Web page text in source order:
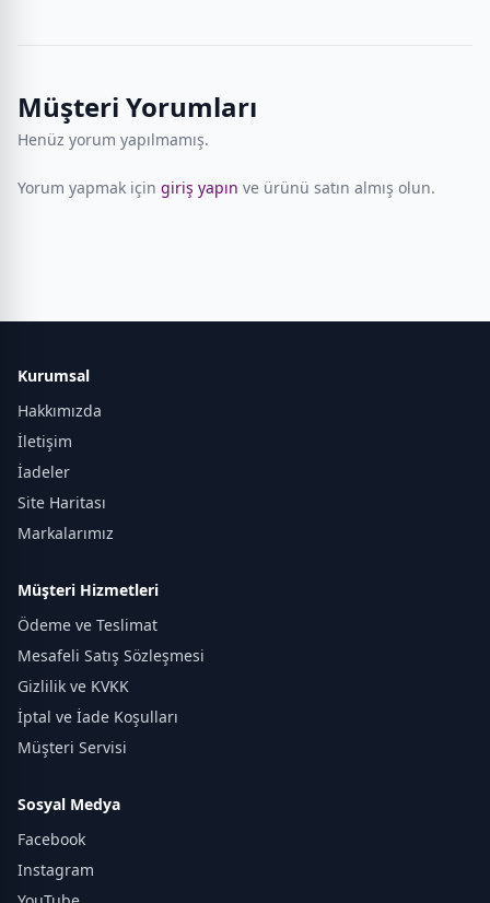
Müşteri Yorumları
Henüz yorum yapılmamış.
Yorum yapmak için giriş yapın ve ürünü satın almış olun.
Kurumsal
Hakkımızda
İletişim
İadeler
Site Haritası
Markalarımız
Müşteri Hizmetleri
Ödeme ve Teslimat
Mesafeli Satış Sözleşmesi
Gizlilik ve KVKK
İptal ve İade Koşulları
Müşteri Servisi
Sosyal Medya
Facebook
Instagram